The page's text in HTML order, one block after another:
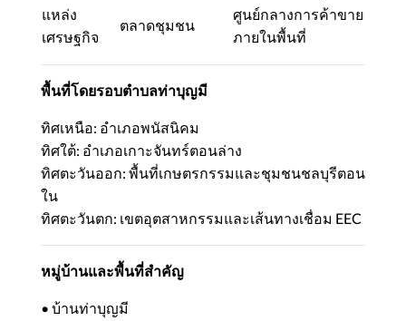
แหล่ง
เศรษฐกิจ
ตลาดชุมชน
ศูนย์กลางการค้าขาย
ภายในพื้นที่
พื้นที่โดยรอบตำบลท่าบุญมี
ทิศเหนือ: อำเภอพนัสนิคม
ทิศใต้: อำเภอเกาะจันทร์ตอนล่าง
ทิศตะวันออก: พื้นที่เกษตรกรรมและชุมชนชลบุรีตอน
ใน
ทิศตะวันตก: เขตอุตสาหกรรมและเส้นทางเชื่อม EEC
หมู่บ้านและพื้นที่สำคัญ
• บ้านท่าบุญมี